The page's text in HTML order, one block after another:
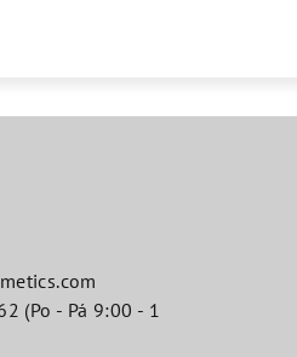
(Po - Pá 9:00 - 1